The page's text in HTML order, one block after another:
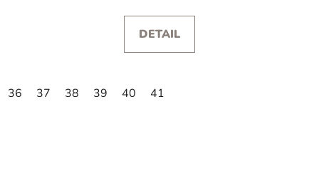
DETAIL
36 37 38 39 40 41